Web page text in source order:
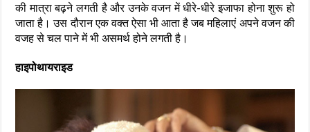
की मात्रा बढ़ने लगती है और उनके वजन में धीरे-धीरे इजाफा होना शुरू हो
जाता है। उस दौरान एक वक्त ऐसा भी आता है जब महिलाएं अपने वजन की
वजह से चल पाने में भी असमर्थ होने लगती है।
हाइपोथायराइड